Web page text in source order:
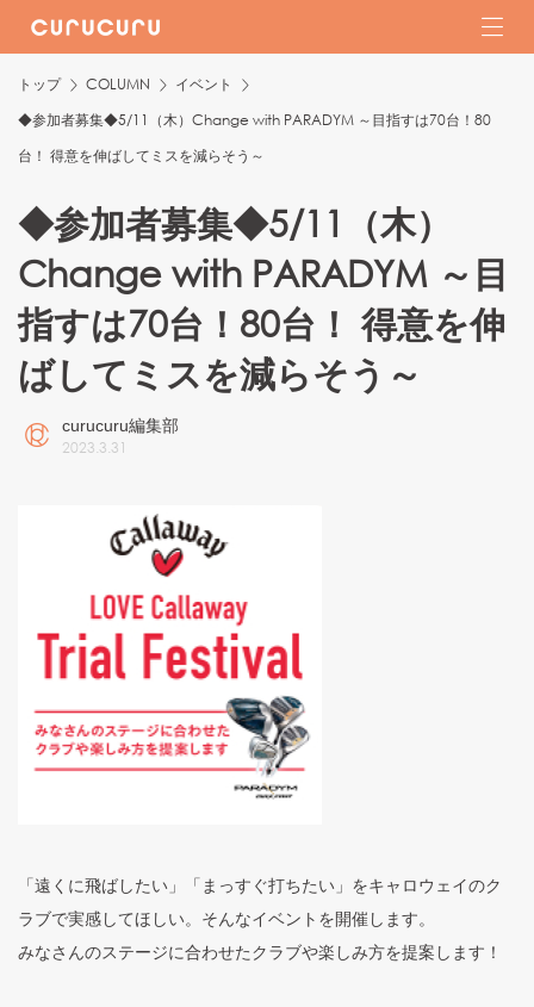
トップ COLUMN
イベント
◆参加者募集◆5/11（木）Change with PARADYM ～目指すは70台！80
台！ 得意を伸ばしてミスを減らそう～
◆参加者募集◆5/11（木）
Change with PARADYM ～目
指すは70台！80台！ 得意を伸
ばしてミスを減らそう～
curucuru編集部
2023.3.31
「遠くに飛ばしたい」「まっすぐ打ちたい」をキャロウェイのク
ラブで実感してほしい。そんなイベントを開催します。
みなさんのステージに合わせたクラブや楽しみ方を提案します！